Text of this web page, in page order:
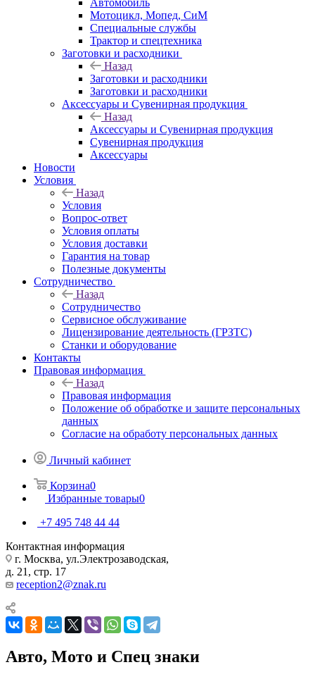
Автомобиль
Мотоцикл, Мопед, СиМ
Специальные службы
Трактор и спецтехника
Заготовки и расходники
Назад
Заготовки и расходники
Заготовки и расходники
Аксессуары и Сувенирная продукция
Назад
Аксессуары и Сувенирная продукция
Сувенирная продукция
Аксессуары
Новости
Условия
Назад
Условия
Вопрос-ответ
Условия оплаты
Условия доставки
Гарантия на товар
Полезные документы
Сотрудничество
Назад
Сотрудничество
Сервисное обслуживание
Лицензирование деятельность (ГРЗТС)
Станки и оборудование
Контакты
Правовая информация
Назад
Правовая информация
Положение об обработке и защите персональных
данных
Согласие на обработу персональных данных
Личный кабинет
Корзина0
Избранные товары0
+7 495 748 44 44
Контактная информация
г. Москва, ул.Электрозаводская,
д. 21, стр. 17
reception2@znak.ru
Авто, Мото и Спец знаки